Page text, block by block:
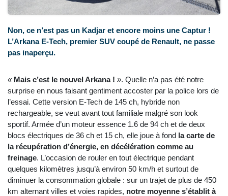
Non, ce n’est pas un Kadjar et encore moins une Captur !
L’Arkana E-Tech, premier SUV coupé de Renault, ne passe
pas inaperçu.
« Mais c’est le nouvel Arkana ! ». Quelle n’a pas été notre
surprise en nous faisant gentiment accoster par la police lors de
l’essai. Cette version E-Tech de 145 ch, hybride non
rechargeable, se veut avant tout familiale malgré son look
sportif. Armée d’un moteur essence 1.6 de 94 ch et de deux
blocs électriques de 36 ch et 15 ch, elle joue à fond la carte de
la récupération d’énergie, en décélération comme au
freinage. L’occasion de rouler en tout électrique pendant
quelques kilomètres jusqu’à environ 50 km/h et surtout de
diminuer la consommation globale : sur un trajet de plus de 450
km alternant villes et voies rapides, notre moyenne s’établit à